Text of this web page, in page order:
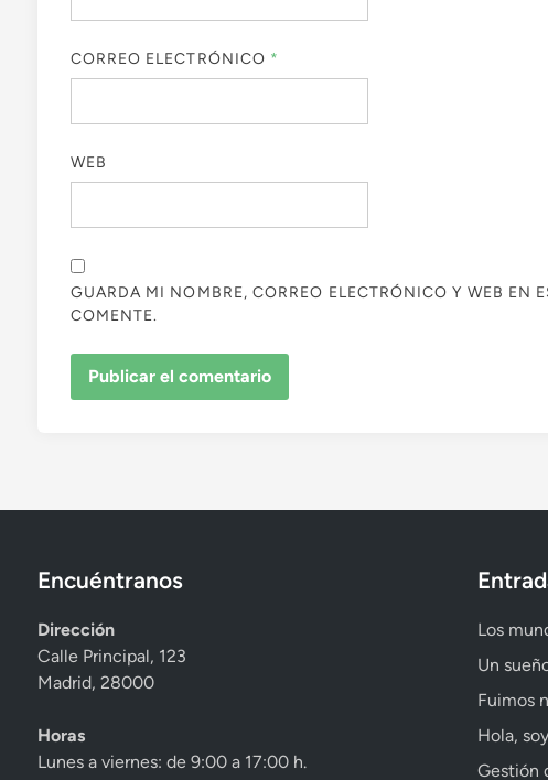
CORREO ELECTRÓNICO *
WEB
GUARDA MI NOMBRE, CORREO ELECTRÓNICO Y WEB EN
COMENTE.
Encuéntranos
Dirección
Calle Principal, 123
Madrid, 28000
Horas
Lunes a viernes: de 9:00 a 17:00 h.
Los
Un
Fuimos
Hola,
Gestión